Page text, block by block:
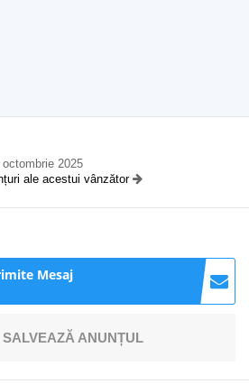
2025
ale acestui vânzător
Mesaj
SALVEAZĂ ANUNȚUL